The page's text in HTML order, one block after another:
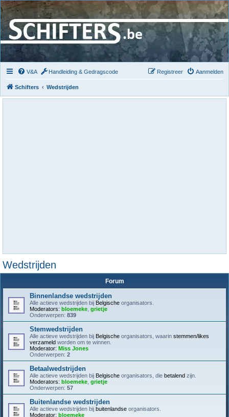
V&A Handleiding & Gedragscode Aanmelden
Registreer
Schifters Wedstrijden
Wedstrijden
Forum
Binnenlandse wedstrijden
Alle actieve wedstrijden bij Belgische organisators.
Moderators: bloemeke grietje
Onderwerpen: 839
Stemwedstrijden
Alle actieve wedstrijden bij Belgische organisators, waarin stemmen/likes
verzameld worden om te winnen.
Moderator: Miss Jones
Onderwerpen: 2
Betaalwedstrijden
Alle actieve wedstrijden bij Belgische organisators, die betalend zijn.
Moderators: bloemeke grietje
Onderwerpen: 57
Buitenlandse wedstrijden
Alle actieve wedstrijden bij buitenlandse organisators.
Moderator: bloemeke